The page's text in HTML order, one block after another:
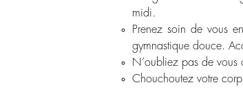
midi.
Prenez soin de vous
gymnastique douce.
N’oubliez pas de vous
Chouchoutez votre